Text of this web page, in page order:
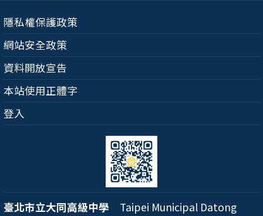
隱私權保護政策
網站安全政策
資料開放宣告
本站使用正體字
登入
臺北市立大同高級中學 Taipei Municipal Datong